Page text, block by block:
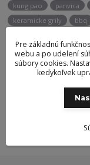
kung pao
panvica
keramicke grily
bbq
Pre základnú
webu a po udelení
súbory cookies.
kedykoľvek